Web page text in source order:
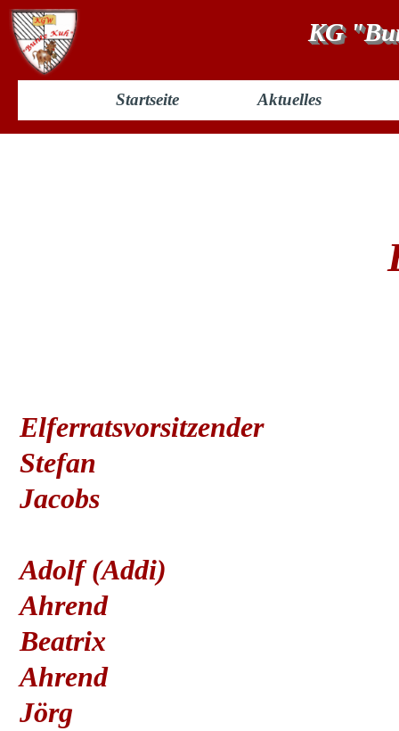
Startseite Aktuelles
KG
Elferratsvorsitzender
Stefan
Jacobs
Adolf (Addi)
Ahrend
Beatrix
Ahrend
Jörg